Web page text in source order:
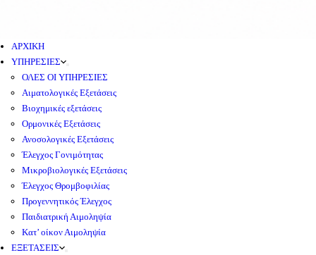
ΑΡΧΙΚΗ
ΥΠΗΡΕΣΙΕΣ
ΟΛΕΣ ΟΙ ΥΠΗΡΕΣΙΕΣ
Αιματολογικές Εξετάσεις
Βιοχημικές εξετάσεις
Ορμονικές Εξετάσεις
Ανοσολογικές Εξετάσεις
Έλεγχος Γονιμότητας
Μικροβιολογικές Εξετάσεις
Έλεγχος Θρομβοφιλίας
Προγεννητικός Έλεγχος
Παιδιατρική Αιμοληψία
Κατ’ οίκον Αιμοληψία
ΕΞΕΤΑΣΕΙΣ